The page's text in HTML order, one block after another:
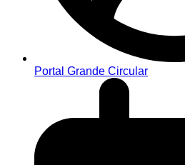
Portal Grande Circular